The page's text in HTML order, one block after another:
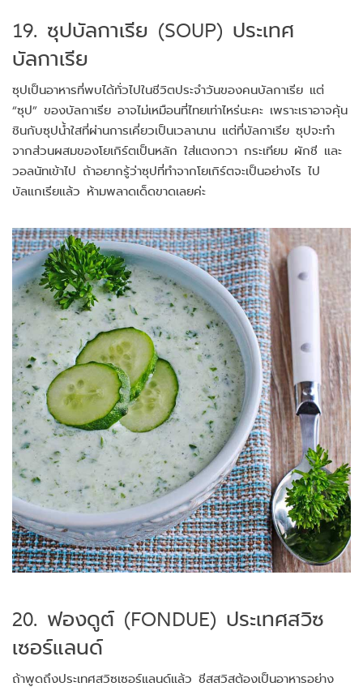
19. ซุปบัลกาเรีย (SOUP) ประเทศ
บัลกาเรีย
ซุปเป็นอาหารที่พบได้ทั่วไปในชีวิตประจำวันของคนบัลกาเรีย แต่
“ซุป” ของบัลกาเรีย อาจไม่เหมือนที่ไทยเท่าไหร่นะคะ เพราะเราอาจคุ้น
ชินกับซุปน้ำใสที่ผ่านการเคี่ยวเป็นเวลานาน แต่ที่บัลกาเรีย ซุปจะทำ
จากส่วนผสมของโยเกิร์ตเป็นหลัก ใส่แตงกวา กระเทียม ผักชี และ
วอลนัทเข้าไป ถ้าอยากรู้ว่าซุปที่ทำจากโยเกิร์ตจะเป็นอย่างไร ไป
บัลแกเรียแล้ว ห้ามพลาดเด็ดขาดเลยค่ะ
20. ฟองดูต์ (FONDUE) ประเทศสวิซ
เซอร์แลนด์
ถ้าพูดถึงประเทศสวิซเซอร์แลนด์แล้ว ชีสสวิสต้องเป็นอาหารอย่าง